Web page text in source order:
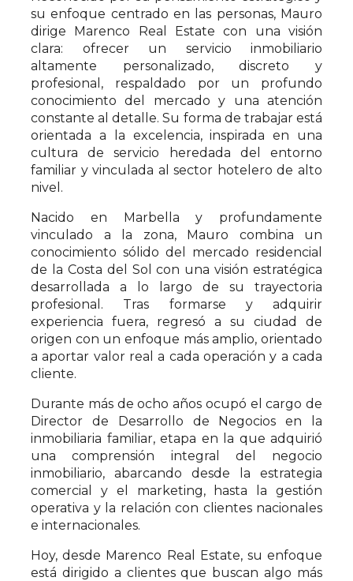
su enfoque centrado en las personas, Mauro
dirige Marenco Real Estate con una visión
clara: ofrecer un servicio inmobiliario
altamente personalizado, discreto y
profesional, respaldado por un profundo
conocimiento del mercado y una atención
constante al detalle. Su forma de trabajar está
orientada a la excelencia, inspirada en una
cultura de servicio heredada del entorno
familiar y vinculada al sector hotelero de alto
nivel.
Nacido en Marbella y profundamente
vinculado a la zona, Mauro combina un
conocimiento sólido del mercado residencial
de la Costa del Sol con una visión estratégica
desarrollada a lo largo de su trayectoria
profesional. Tras formarse y adquirir
experiencia fuera, regresó a su ciudad de
origen con un enfoque más amplio, orientado
a aportar valor real a cada operación y a cada
cliente.
Durante más de ocho años ocupó el cargo de
Director de Desarrollo de Negocios en la
inmobiliaria familiar, etapa en la que adquirió
una comprensión integral del negocio
inmobiliario, abarcando desde la estrategia
comercial y el marketing, hasta la gestión
operativa y la relación con clientes nacionales
e internacionales.
Hoy, desde Marenco Real Estate, su enfoque
está dirigido a clientes que buscan algo más